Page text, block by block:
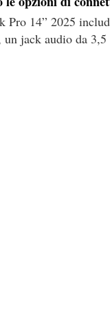
Pro 14” 2025
jack audio da 3,5